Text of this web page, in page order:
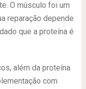
O músculo foi um
reparação depende
que a proteína é
além da proteína
com